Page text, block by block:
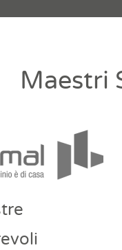
Maestri